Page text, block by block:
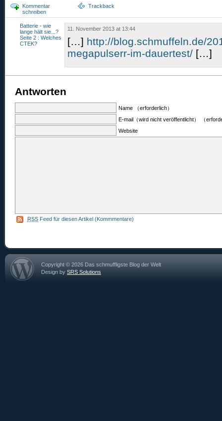
Kommentar
schreiben
Trackback
Batterie - wie
lange hält sie...?
Seite 2 : Welches
CTEK?
11. November 2013 at 13:44
[…] http://blog.schmuffeln.de/
megapulserr-im-dauertest/ […]
Antworten
Name （erforderlich）
E-mail（wird nicht veröffentlicht） （
Website
RSS Feed für diesen Artikel (Kommmentare)
Copyright © 2026 Das schmuffligste Blog der Welt
Design by SRS Solutions